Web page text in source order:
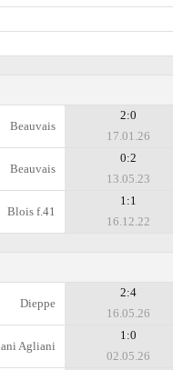
Beauvais
2:0
17.01.26
Beauvais
0:2
13.05.23
Blois f.41
1:1
16.12.22
Dieppe
2:4
16.05.26
Agliani
1:0
02.05.26